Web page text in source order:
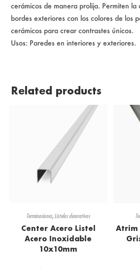
cerámicos de manera prolija. Permiten la
bordes exteriores con los colores de los
cerámicos para crear contrastes únicos.
Usos: Paredes en interiores y exteriores.
Related products
Terminaciones, Listelos decorativos
Center Acero Listel
Acero Inoxidable
10x10mm
Atrim